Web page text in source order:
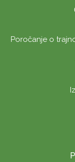
Poročanje o